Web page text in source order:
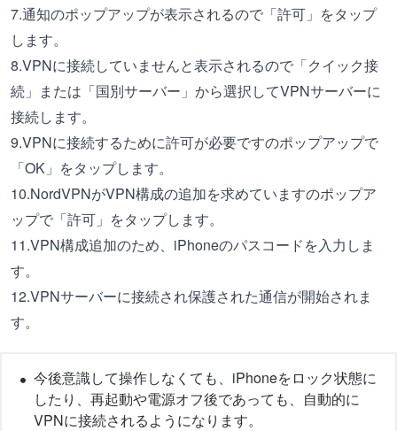
7.通知のポップアップが表示されるので「許可」をタップ
します。
8.VPNに接続していませんと表示されるので「クイック接
続」または「国別サーバー」から選択してVPNサーバーに
接続します。
9.VPNに接続するために許可が必要ですのポップアップで
「OK」をタップします。
10.NordVPNがVPN構成の追加を求めていますのポップア
ップで「許可」をタップします。
11.VPN構成追加のため、iPhoneのパスコードを入力しま
す。
12.VPNサーバーに接続され保護された通信が開始されま
す。
今後意識して操作しなくても、iPhoneをロック状態に
したり、再起動や電源オフ後であっても、自動的に
VPNに接続されるようになります。